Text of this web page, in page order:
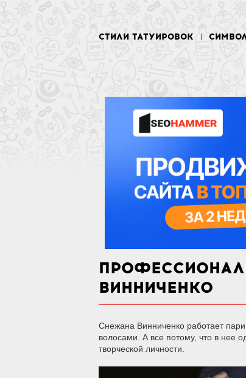
СТИЛИ ТАТУИРОВОК
ВИННИЧЕНКО
Снежана Винниченко работает
волосами. А все потому, что в нее
творческой личности.